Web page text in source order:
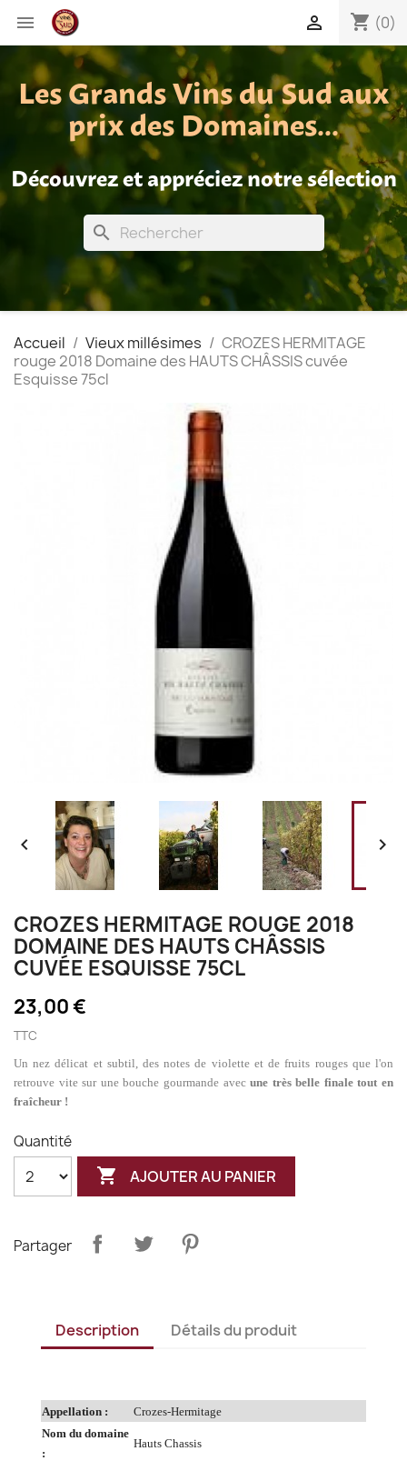
 shopping_cart (0)

Les Grands Vins du Sud aux
prix des Domaines...
Découvrez et appréciez notre sélection
search
Accueil Vieux millésimes
CROZES HERMITAGE
rouge 2018 Domaine des HAUTS CHÂSSIS cuvée
Esquisse 75cl
 
CROZES HERMITAGE ROUGE 2018
DOMAINE DES HAUTS CHÂSSIS
CUVÉE ESQUISSE 75CL
23,00 €
TTC
Un nez délicat et subtil, des notes de violette et de fruits rouges que l'on
retrouve vite sur une bouche gourmande avecune très belle finale tout en
fraîcheur !
Quantité
 AJOUTER AU PANIER
Partager
Description Détails du produit
Appellation :
Crozes-Hermitage
Nom du domaine
:
Hauts Chassis